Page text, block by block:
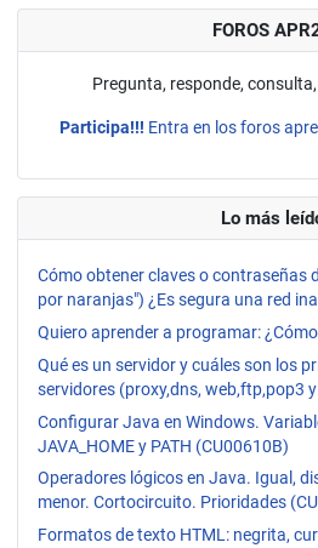
FOROS
Pregunta, responde,
Participa!!! Entra en los foros
Lo más
Cómo obtener claves o contraseñas
por naranjas") ¿Es segura una red
Quiero aprender a programar:
Qué es un servidor y cuáles son los
servidores (proxy,dns, web,ftp,pop3
Configurar Java en Windows.
JAVA_HOME y PATH (CU00610B)
Operadores lógicos en Java. Igual,
menor. Cortocircuito. Prioridades
Formatos de texto HTML: negrita,